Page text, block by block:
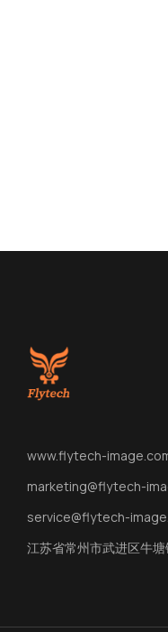
www.flytech-
marketing@flytech-
service@flytech-
江苏省常州市武进区牛